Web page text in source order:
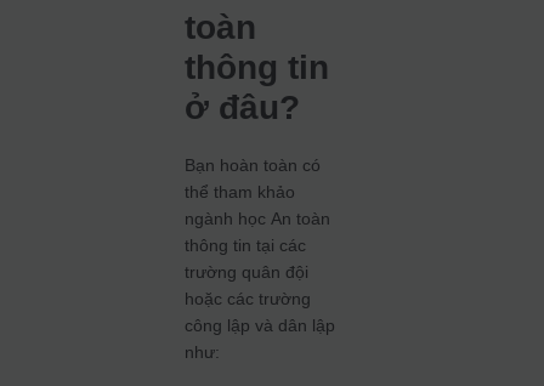
toàn
thông tin
ở đâu?
Bạn hoàn toàn có
thể tham khảo
ngành học An toàn
thông tin tại các
trường quân đội
hoặc các trường
công lập và dân lập
như: